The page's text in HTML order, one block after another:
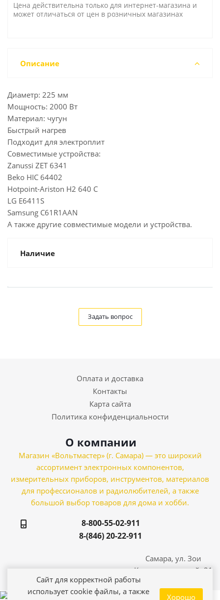
Цена действительна только для интернет-магазина и
может отличаться от цен в розничных магазинах
Описание
Диаметр: 225 мм
Мощность: 2000 Вт
Материал: чугун
Быстрый нагрев
Подходит для электроплит
Совместимые устройства:
Zanussi ZET 6341
Beko HIC 64402
Hotpoint-Ariston H2 640 C
LG E6411S
Samsung C61R1AAN
А также другие совместимые модели и устройства.
Наличие
Задать вопрос
Оплата и доставка
Контакты
Карта сайта
Политика конфиденциальности
О компании
Магазин «Вольтмастер» (г. Самара) — это широкий
ассортимент электронных компонентов,
измерительных приборов, инструментов, материалов
для профессионалов и радиолюбителей, а также
большой выбор товаров для дома и хобби.
8-800-55-02-911
8-(846) 20-22-911
Самара, ул. Зои
Космодемьянской, 21
Сайт для корректной работы
использует cookie файлы, а также
Хорошо